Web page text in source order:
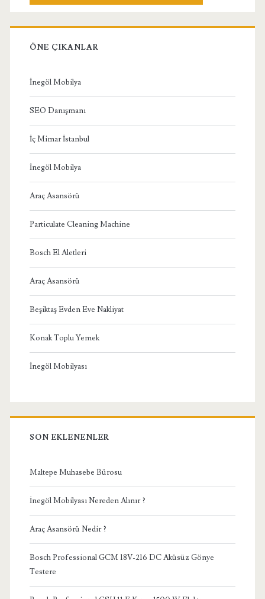
ÖNE ÇIKANLAR
İnegöl Mobilya
SEO Danışmanı
İç Mimar İstanbul
İnegöl Mobilya
Araç Asansörü
Particulate Cleaning Machine
Bosch El Aletleri
Araç Asansörü
Beşiktaş Evden Eve Nakliyat
Konak Toplu Yemek
İnegöl Mobilyası
SON EKLENENLER
Maltepe Muhasebe Bürosu
İnegöl Mobilyası Nereden Alınır ?
Araç Asansörü Nedir ?
Bosch Professional GCM 18V-216 DC Aküsüz Gönye
Testere